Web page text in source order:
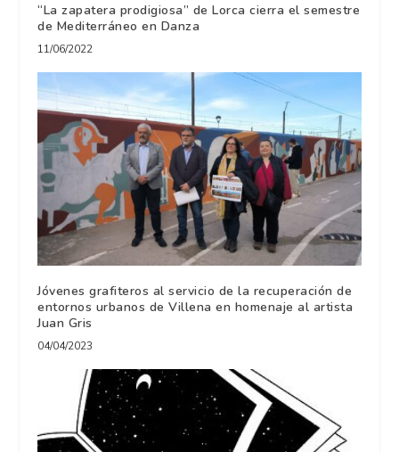
“La zapatera prodigiosa” de Lorca cierra el semestre
de Mediterráneo en Danza
11/06/2022
Jóvenes grafiteros al servicio de la recuperación de
entornos urbanos de Villena en homenaje al artista
Juan Gris
04/04/2023